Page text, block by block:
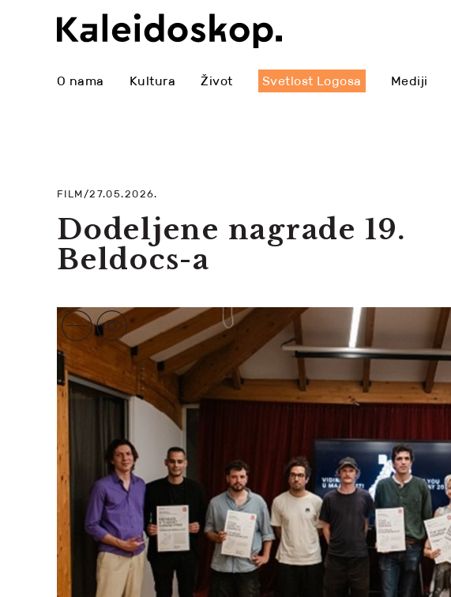
O nama Kultura Život Svetlost Logosa Mediji
FILM/27.05.2026.
Dodeljene nagrade 19.
Beldocs-a